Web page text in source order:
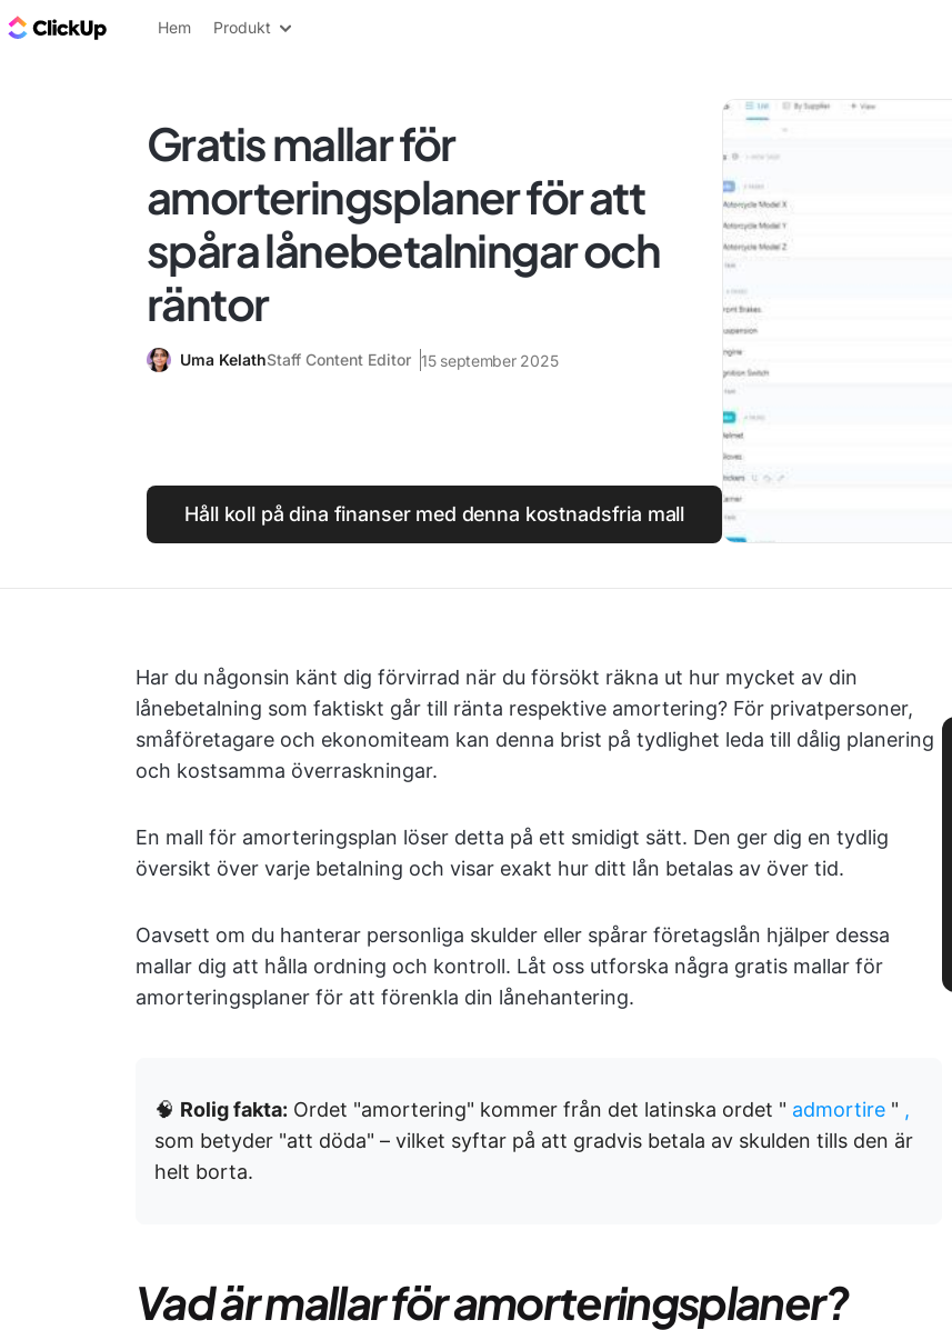
ClickUp-bloggen
Hem Produkt
Gratis mallar för
amorteringsplaner för att
spåra lånebetalningar och
räntor
Uma KelathStaff Content Editor 15 september 2025
Håll koll på dina finanser med denna kostnadsfria mall
Har du någonsin känt dig förvirrad när du försökt räkna ut hur mycket av din
lånebetalning som faktiskt går till ränta respektive amortering? För privatpersoner,
småföretagare och ekonomiteam kan denna brist på tydlighet leda till dålig planering
och kostsamma överraskningar.
En mall för amorteringsplan löser detta på ett smidigt sätt. Den ger dig en tydlig
översikt över varje betalning och visar exakt hur ditt lån betalas av över tid.
Oavsett om du hanterar personliga skulder eller spårar företagslån hjälper dessa
mallar dig att hålla ordning och kontroll. Låt oss utforska några gratis mallar för
amorteringsplaner för att förenkla din lånehantering.
🧠 Rolig fakta: Ordet "amortering" kommer från det latinska ordet " admortire " ,
som betyder "att döda" – vilket syftar på att gradvis betala av skulden tills den är
helt borta.
Vad är mallar för amorteringsplaner?